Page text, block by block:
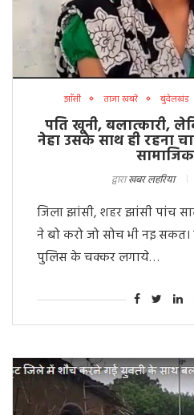
झाँसी ताजा खबरें बुंदेलखंड
पति खूनी, बलात्कारी,
नेहा उसके साथ ही रहना
द्वाराखबर लहरिया
जिला झांसी, शहर झांसी पांच
ने बो करो जो सोच भी नइ
पुलिस के चक्कर लगाये…